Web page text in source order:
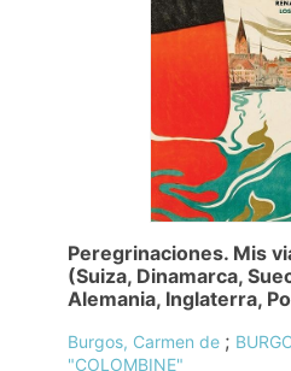
Peregrinaciones. Mis
(Suiza, Dinamarca,
Alemania, Inglaterra,
Burgos, Carmen de ;
"COLOMBINE"